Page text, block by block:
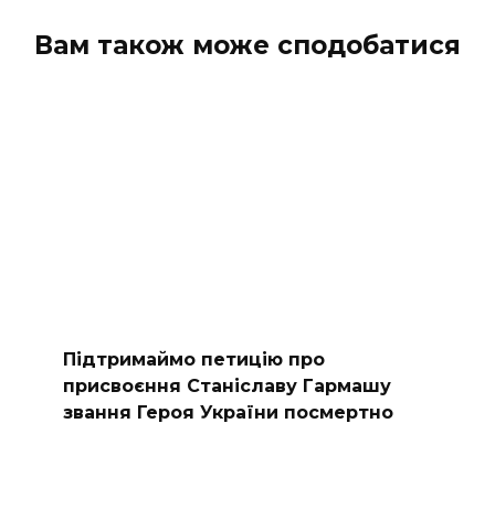
Вам також може сподобатися
Підтримаймо петицію про
присвоєння Станіславу Гармашу
звання Героя України посмертно